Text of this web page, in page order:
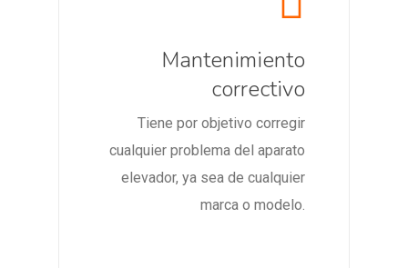
Mantenimiento
correctivo
Tiene por objetivo corregir
cualquier problema del aparato
elevador, ya sea de cualquier
marca o modelo.